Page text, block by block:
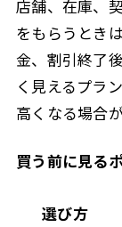
店舗、在庫、
をもらうとき
金、割引終了
く見えるプラ
高くなる場合
買う前に見る
選び方